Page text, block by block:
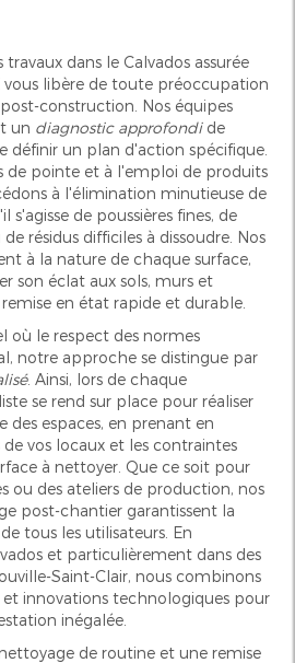
dans le Calvados assurée
vous libère de toute préoccupation
construction. Nos équipes
un diagnostic approfondide
définir un plan d'action spécifique.
de pointe et à l'emploi de produits
à l'élimination minutieuse de
s'agisse de poussières fines, de
résidus difficiles à dissoudre. Nos
à la nature de chaque surface,
son éclat aux sols, murs et
en état rapide et durable.
où le respect des normes
notre approche se distingue par
. Ainsi, lors de chaque
se rend sur place pour réaliser
des espaces, en prenant en
vos locaux et les contraintes
à nettoyer. Que ce soit pour
ou des ateliers de production, nos
post-chantier garantissent la
tous les utilisateurs. En
et particulièrement dans des
Saint-Clair, nous combinons
innovations technologiques pour
inégalée.
de routine et une remise